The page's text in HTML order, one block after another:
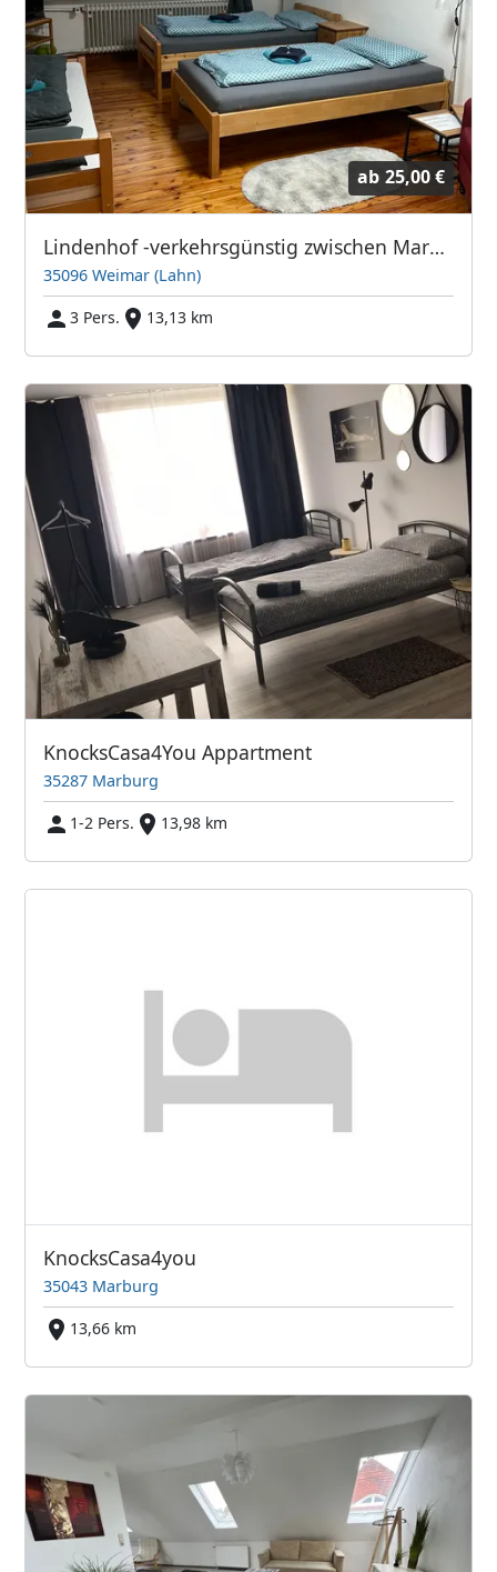
ab 25,00 €
Lindenhof -verkehrsgünstig zwischen Marburg und Gießen
35096 Weimar (Lahn)
3 Pers.
13,13 km
KnocksCasa4You Appartment
35287 Marburg
1-2 Pers.
13,98 km
KnocksCasa4you
35043 Marburg
13,66 km